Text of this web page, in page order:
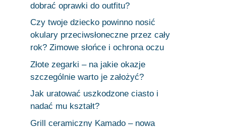
dobrać oprawki do outfitu?
Czy twoje dziecko powinno nosić
okulary przeciwsłoneczne przez cały
rok? Zimowe słońce i ochrona oczu
Złote zegarki – na jakie okazje
szczególnie warto je założyć?
Jak uratować uszkodzone ciasto i
nadać mu kształt?
Grill ceramiczny Kamado – nowa